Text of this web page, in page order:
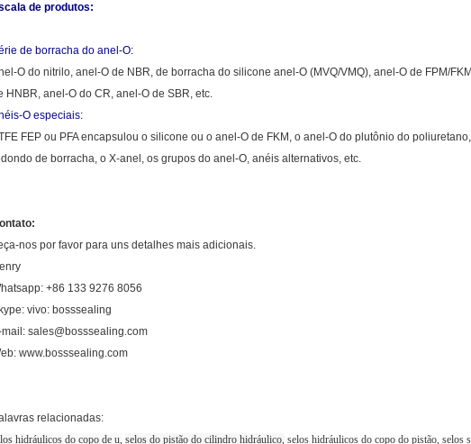
de produtos:
de borracha do anel-O:
O do nitrilo, anel-O de NBR, de borracha do silicone anel-O (MVQ/VMQ), anel-O de FPM/
HNBR, anel-O do CR, anel-O de SBR, etc.
O especiais:
FEP ou PFA encapsulou o silicone ou o anel-O de FKM, o anel-O do plutônio do
de borracha, o X-anel, os grupos do anel-O, anéis alternativos, etc.
nos por favor para uns detalhes mais adicionais.
+86 133 9276 8056
vivo: bosssealing
mail: sales@bosssealing.com
www.bosssealing.com
relacionadas:
hidráulicos do copo de u, selos do pistão do cilindro hidráulico, selos hidráulicos do copo do pistão, selos